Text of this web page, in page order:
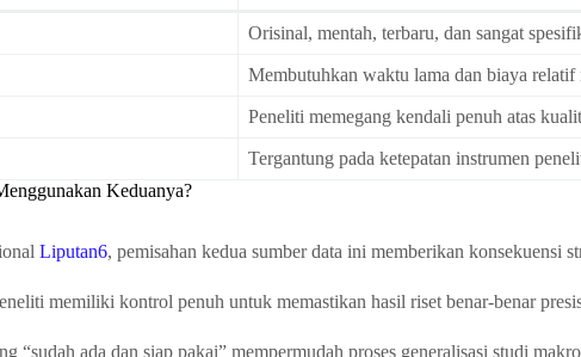
Orisinal, mentah, terbaru, dan sangat
Membutuhkan waktu lama dan biaya relatif
Peneliti memegang kendali penuh atas
Tergantung pada ketepatan instrumen
Keduanya?
Liputan6, pemisahan kedua sumber data ini memberikan konsekuensi
memiliki kontrol penuh untuk memastikan hasil riset benar-benar
“sudah ada dan siap pakai” mempermudah proses generalisasi studi